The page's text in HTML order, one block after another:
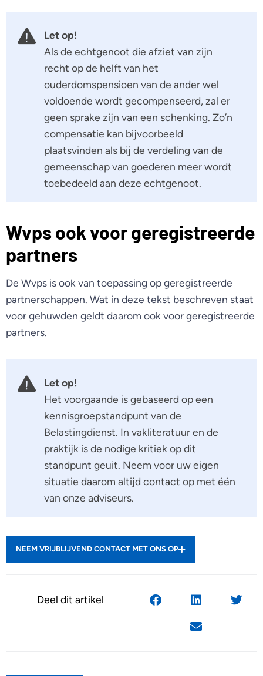
Let op!
Als de echtgenoot die afziet van zijn
recht op de helft van het
ouderdomspensioen van de ander wel
voldoende wordt gecompenseerd, zal er
geen sprake zijn van een schenking. Zo’n
compensatie kan bijvoorbeeld
plaatsvinden als bij de verdeling van de
gemeenschap van goederen meer wordt
toebedeeld aan deze echtgenoot.
Wvps ook voor geregistreerde
partners
De Wvps is ook van toepassing op geregistreerde
partnerschappen. Wat in deze tekst beschreven staat
voor gehuwden geldt daarom ook voor geregistreerde
partners.
Let op!
Het voorgaande is gebaseerd op een
kennisgroepstandpunt van de
Belastingdienst. In vakliteratuur en de
praktijk is de nodige kritiek op dit
standpunt geuit. Neem voor uw eigen
situatie daarom altijd contact op met één
van onze adviseurs.
NEEM VRIJBLIJVEND CONTACT MET ONS OP
Deel dit artikel